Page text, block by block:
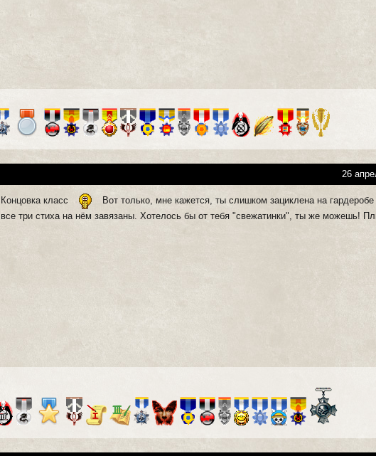
26
Концовка класс
Вот только, мне кажется, ты слишком зациклена на
все три стиха на нём завязаны. Хотелось бы от тебя "свежатинки", ты же можешь!